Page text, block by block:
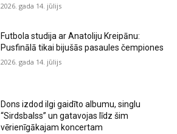
2026. gada 14. jūlijs
Futbola studija ar Anatoliju Kreipānu:
Pusfinālā tikai bijušās pasaules čempiones
2026. gada 14. jūlijs
Dons izdod ilgi gaidīto albumu, singlu
“Sirdsbalss” un gatavojas līdz šim
vērienīgākajam koncertam